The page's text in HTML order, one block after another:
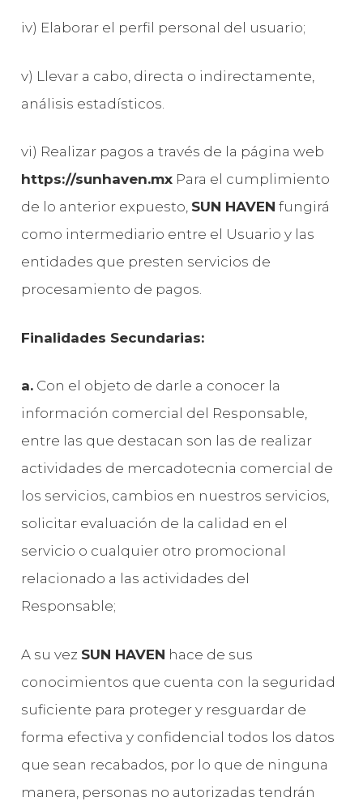
iv) Elaborar el perfil personal del usuario;
v) Llevar a cabo, directa o indirectamente,
análisis estadísticos.
vi) Realizar pagos a través de la página web
https://sunhaven.mxPara el cumplimiento
de lo anterior expuesto, SUN HAVEN fungirá
como intermediario entre el Usuario y las
entidades que presten servicios de
procesamiento de pagos.
Finalidades Secundarias:
a.Con el objeto de darle a conocer la
información comercial del Responsable,
entre las que destacan son las de realizar
actividades de mercadotecnia comercial de
los servicios, cambios en nuestros servicios,
solicitar evaluación de la calidad en el
servicio o cualquier otro promocional
relacionado a las actividades del
Responsable;
A su vez SUN HAVEN hace de sus
conocimientos que cuenta con la seguridad
suficiente para proteger y resguardar de
forma efectiva y confidencial todos los datos
que sean recabados, por lo que de ninguna
manera, personas no autorizadas tendrán